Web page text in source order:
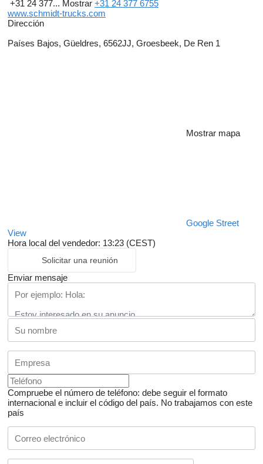
+31 24 377... Mostrar +31 24 377 6755
www.schmidt-trucks.com
Dirección
Países Bajos, Güeldres, 6562JJ, Groesbeek, De Ren 1
Mostrar mapa
Google Street
View
Hora local del vendedor: 13:23 (CEST)
Solicitar una reunión
Enviar mensaje
Compruebe el número de teléfono: debe seguir el formato
internacional e incluir el código del país. No trabajamos con este
país